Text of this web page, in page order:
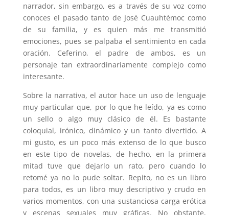
narrador, sin embargo, es a través de su voz como
conoces el pasado tanto de José Cuauhtémoc como
de su familia, y es quien más me transmitió
emociones, pues se palpaba el sentimiento en cada
oración. Ceferino, el padre de ambos, es un
personaje tan extraordinariamente complejo como
interesante.
Sobre la narrativa, el autor hace un uso de lenguaje
muy particular que, por lo que he leído, ya es como
un sello o algo muy clásico de él. Es bastante
coloquial, irónico, dinámico y un tanto divertido. A
mi gusto, es un poco más extenso de lo que busco
en este tipo de novelas, de hecho, en la primera
mitad tuve que dejarlo un rato, pero cuando lo
retomé ya no lo pude soltar. Repito, no es un libro
para todos, es un libro muy descriptivo y crudo en
varios momentos, con una sustanciosa carga erótica
y escenas sexuales muy gráficas. No obstante,